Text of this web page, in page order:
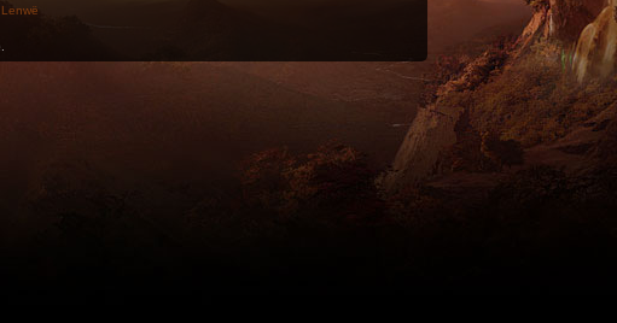
Lenwë
prenant en charge le format iCal.